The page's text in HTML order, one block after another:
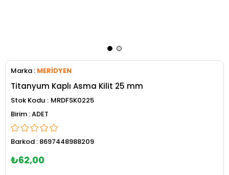
Marka : MERİDYEN
Titanyum Kaplı Asma Kilit 25 mm
Stok Kodu
MRDFSK0225
ADET
Barkod : 8697448988209
₺62,00